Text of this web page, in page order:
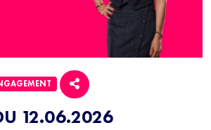
12.06.2026